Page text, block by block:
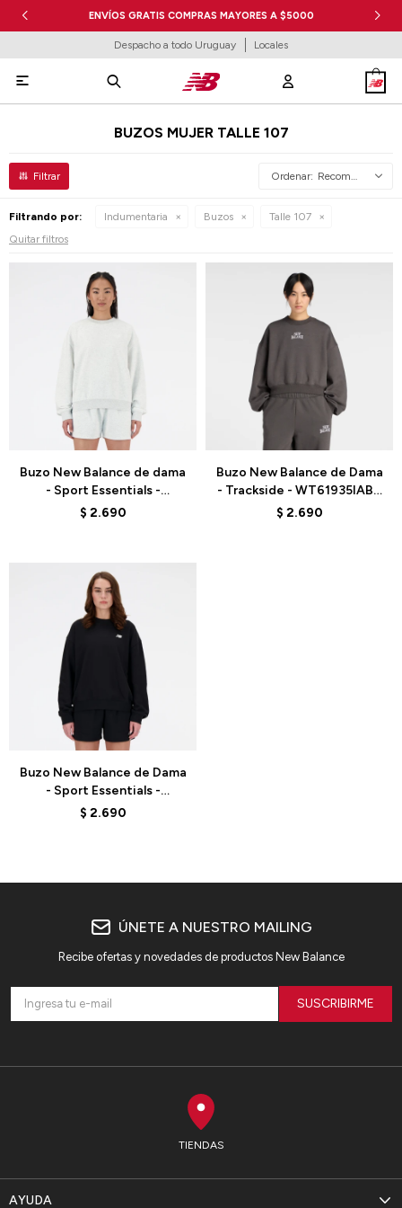
ENVÍOS GRATIS COMPRAS MAYORES A $5000
Despacho a todo Uruguay Locales

BUZOS MUJER TALLE 107
Recomendados
Filtrando por: Indumentaria Buzos
Talle 107
Quitar filtros
Buzo New Balance de dama
- Sport Essentials -
WT41508AHH - GREY
$ 2.690
Talle
Buzo New Balance de Dama
- Trackside - WT61935IABR
- DARK GREY
$ 2.690
Buzo New Balance de Dama
- Sport Essentials -
WT41508BK - BLACK
$ 2.690
Talle
TIENDAS
AYUDA
ÚNETE A NUESTRO MAILING
Recibe ofertas y novedades de productos New Balance
SUSCRIBIRME